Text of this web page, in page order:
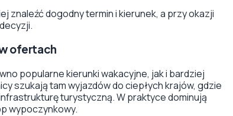
znaleźć dogodny termin i kierunek, a przy okazji
ofertach
popularne kierunki wakacyjne, jak i bardziej
szukają tam wyjazdów do ciepłych krajów, gdzie
turystyczną. W praktyce dominują
wypoczynkowy.